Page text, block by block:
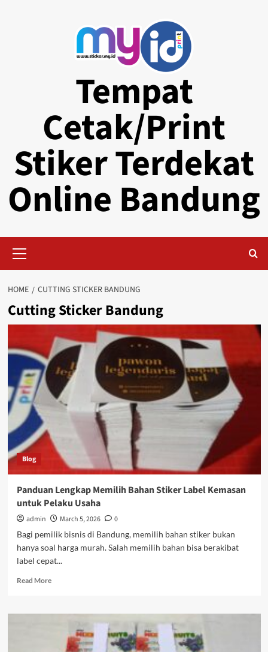
Tempat
Cetak/Print
Stiker Terdekat
Online Bandung
Menu
HOME CUTTING STICKER BANDUNG
Cutting Sticker Bandung
Blog
Panduan Lengkap Memilih Bahan Stiker Label Kemasan
untuk Pelaku Usaha
admin March 5, 2026
0
Bagi pemilik bisnis di Bandung, memilih bahan stiker bukan
hanya soal harga murah. Salah memilih bahan bisa berakibat
label cepat...
Read MoreRead
Panduan
Memilih
Bahan